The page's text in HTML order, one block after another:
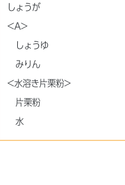
しょうが
<A>
しょうゆ
みりん
<水溶き片栗粉>
片栗粉
水